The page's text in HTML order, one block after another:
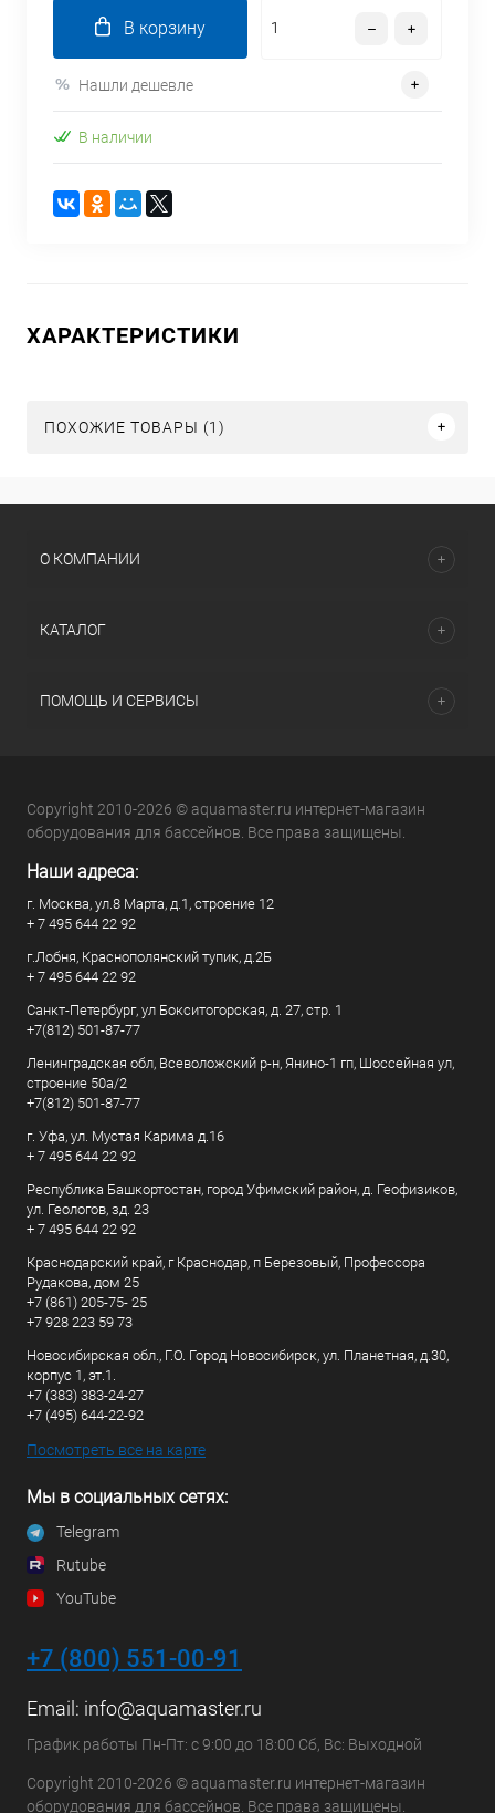
В корзину
Нашли дешевле
В наличии
ХАРАКТЕРИСТИКИ
ПОХОЖИЕ ТОВАРЫ (1)
О КОМПАНИИ
КАТАЛОГ
ПОМОЩЬ И СЕРВИСЫ
Copyright 2010-2026 © aquamaster.ru интернет-магазин
оборудования для бассейнов. Все права защищены.
Наши адреса:
г. Москва, ул.8 Марта, д.1, строение 12
+ 7 495 644 22 92
г.Лобня, Краснополянский тупик, д.2Б
+ 7 495 644 22 92
Санкт-Петербург, ул Бокситогорская, д. 27, стр. 1
+7(812) 501-87-77
Ленинградская обл, Всеволожский р-н, Янино-1 гп, Шоссейная ул,
строение 50а/2
+7(812) 501-87-77
г. Уфа, ул. Мустая Карима д.16
+ 7 495 644 22 92
Республика Башкортостан, город Уфимский район, д. Геофизиков,
ул. Геологов, зд. 23
+ 7 495 644 22 92
Краснодарский край, г Краснодар, п Березовый, Профессора
Рудакова, дом 25
+7 (861) 205-75- 25
+7 928 223 59 73
Новосибирская обл., Г.О. Город Новосибирск, ул. Планетная, д.30,
корпус 1, эт.1.
+7 (383) 383-24-27
+7 (495) 644-22-92
Посмотреть все на карте
Мы в социальных сетях:
Telegram
Rutube
YouTube
+7 (800) 551-00-91
Email: info@aquamaster.ru
График работы Пн-Пт: с 9:00 до 18:00 Сб, Вс: Выходной
Copyright 2010-2026 © aquamaster.ru интернет-магазин
оборудования для бассейнов. Все права защищены.